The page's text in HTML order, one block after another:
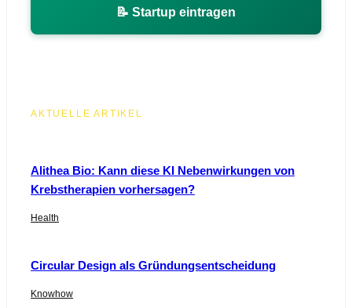
📝 Startup eintragen
AKTUELLE ARTIKEL
Alithea Bio: Kann diese KI Nebenwirkungen von
Krebstherapien vorhersagen?
Health
Circular Design als Gründungsentscheidung
Knowhow